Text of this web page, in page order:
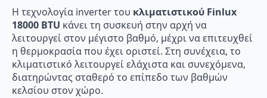
Η τεχνολογία inverter του κλιματιστικού Finlux
18000 BTU κάνει τη συσκευή στην αρχή να
λειτουργεί στον μέγιστο βαθμό, μέχρι να επιτευχθεί
η θερμοκρασία που έχει οριστεί. Στη συνέχεια, το
κλιματιστικό λειτουργεί ελάχιστα και συνεχόμενα,
διατηρώντας σταθερό το επίπεδο των βαθμών
κελσίου στον χώρο.